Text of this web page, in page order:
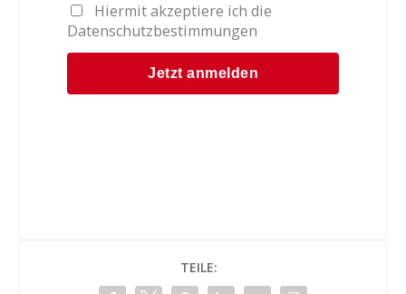
Hiermit akzeptiere ich die
Datenschutzbestimmungen
TEILE: